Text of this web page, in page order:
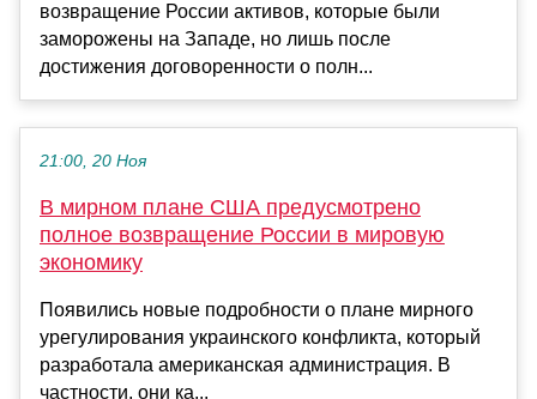
возвращение России активов, которые были
заморожены на Западе, но лишь после
достижения договоренности о полн...
21:00, 20 Ноя
В мирном плане США предусмотрено
полное возвращение России в мировую
экономику
Появились новые подробности о плане мирного
урегулирования украинского конфликта, который
разработала американская администрация. В
частности, они ка...